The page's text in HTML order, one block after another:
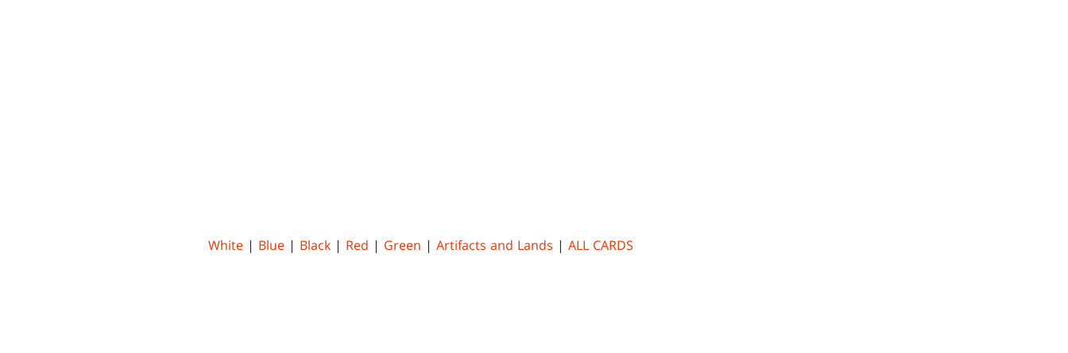
White | Blue | Black | Red | Green | Artifacts and Lands | ALL CARDS